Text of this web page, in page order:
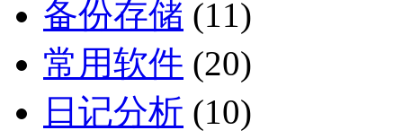
备份存储 (11)
常用软件 (20)
日记分析 (10)